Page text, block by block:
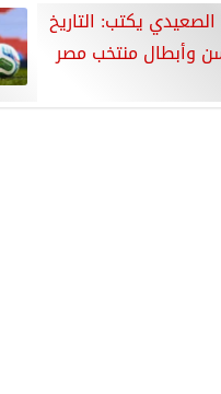
يكتب: التاريخ
وأبطال منتخب مصر